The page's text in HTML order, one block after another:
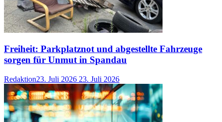
Freiheit: Parkplatznot und abgestellte Fahrzeuge
sorgen für Unmut in Spandau
Redaktion23. Juli 2026 23. Juli 2026